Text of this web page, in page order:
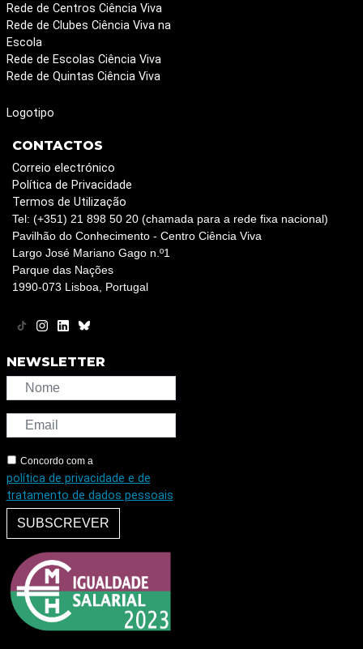
Rede de Centros Ciência Viva
Rede de Clubes Ciência Viva na
Escola
Rede de Escolas Ciência Viva
Rede de Quintas Ciência Viva
Logotipo
CONTACTOS
Correio electrónico
Política de Privacidade
Termos de Utilização
Tel: (+351) 21 898 50 20 (chamada para a rede fixa nacional)
Pavilhão do Conhecimento - Centro Ciência Viva
Largo José Mariano Gago n.º1
Parque das Nações
1990-073 Lisboa, Portugal
NEWSLETTER
Concordo com a
política de privacidade e de
tratamento de dados pessoais
SUBSCREVER